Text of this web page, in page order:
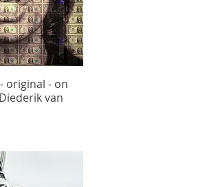
- original - on
van